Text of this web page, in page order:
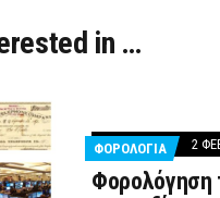
in …
ΦΟΡΟΛΟΓΙΑ 2
Φορολόγηση